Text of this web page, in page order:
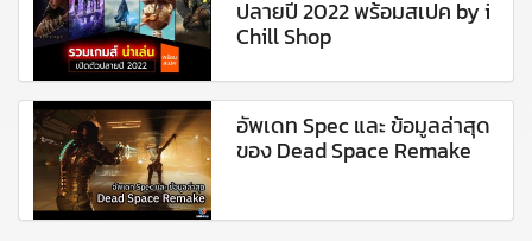
ปลายปี 2022 พร้อมสเปค by i
Chill Shop
อัพเดท Spec และ ข้อมูลล่าสุด
ของ Dead Space Remake